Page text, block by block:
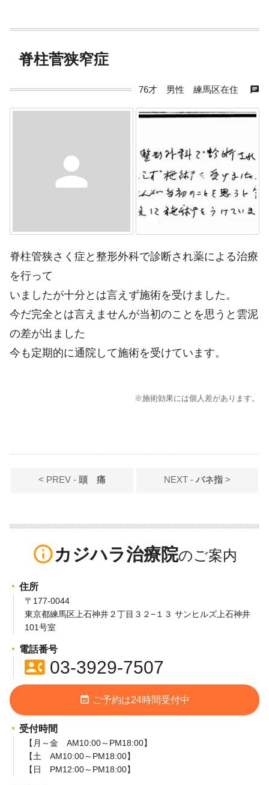
脊柱菅狭窄症
76才 男性 練馬区在住 chat
person
脊柱管狭さく症と整形外科で診断され薬による治療
を行って
いましたが十分とは言えず施術を受けました。
今だ完全とは言えませんが当初のことを思うと雲泥
の差が出ました
今も定期的に通院して施術を受けています。
※施術効果には個人差があります。
< PREV -頭 痛 NEXT - バネ指>
info_outlineカジハラ治療院
住所
〒177-0044
東京都練馬区上石神井２丁目３２−１３ サンヒルズ上石神井
101号室
電話番号
contact_phone03-3929-7507
event_available ご予約は24時間受付中
受付時間
【月～金 AM10:00～PM18:00】
【土 AM10:00～PM18:00】
【日 PM12:00～PM18:00】